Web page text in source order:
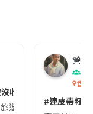
收😱出發前切記檢查
旅遊的民眾，近期要
營養
香港
#連皮帶籽